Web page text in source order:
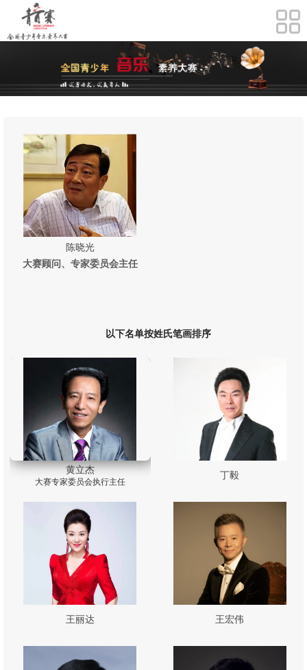
陈晓光
大赛顾问、专家委员会主任
以下名单按姓氏笔画排序
黄立杰
大赛专家委员会执行主任 丁毅
王丽达 王宏伟